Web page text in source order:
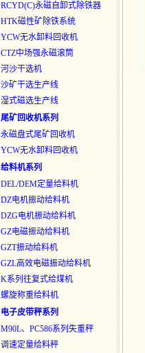
RCYD(C)永磁自卸式除铁器
HTK磁性矿除铁系统
YCW无水卸料回收机
CTZ中场强永磁滚筒
河沙干选机
沙矿干选生产线
湿式磁选生产线
尾矿回收机系列
永磁盘式尾矿回收机
YCW无水卸料回收机
给料机系列
DEL/DEM定量给料机
DZ电机振动给料机
DZG电机振动给料机
GZ电磁振动给料机
GZT振动给料机
GZL高效电磁振动给料机
K系列往复式给煤机
螺旋称重给料机
电子皮带秤系列
M90L、PC586系列失重秤
调速定量给料秤